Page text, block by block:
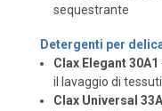
sequestrante
Detergenti per
Clax Elegant 30A1
il lavaggio di
Clax Universal